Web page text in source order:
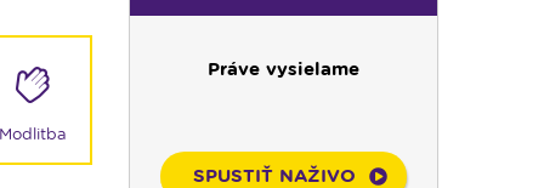
Modlitba
Práve vysielame
SPUSTIŤ NAŽIVO